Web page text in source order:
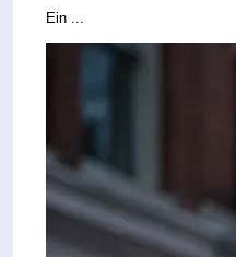
Ein ...